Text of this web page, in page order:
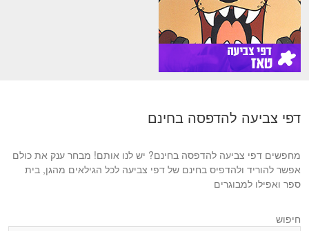
דפי צביעה להדפסה בחינם
מחפשים דפי צביעה להדפסה בחינם? יש לנו אותם! מבחר ענק את כולם
אפשר להוריד ולהדפיס בחינם של דפי צביעה לכל הגילאים מהגן, בית
ספר ואפילו למבוגרים
חיפוש